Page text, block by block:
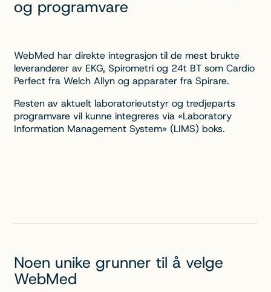
og programvare
WebMed har direkte integrasjon til de mest brukte
leverandører av EKG, Spirometri og 24t BT som Cardio
Perfect fra Welch Allyn og apparater fra Spirare.
Resten av aktuelt laboratorieutstyr og tredjeparts
programvare vil kunne integreres via «Laboratory
Information Management System» (LIMS) boks.
Noen unike grunner til å velge
WebMed